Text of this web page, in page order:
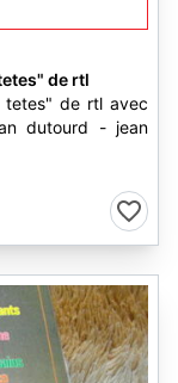
de rtl
tetes" de rtl avec
dutourd - jean